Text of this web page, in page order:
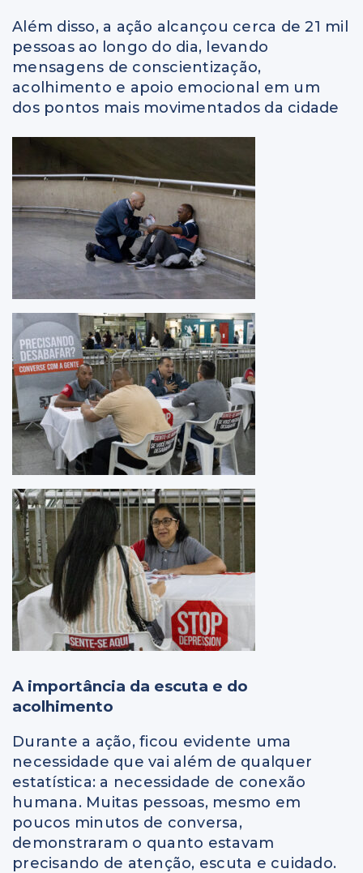
Além disso, a ação alcançou cerca de 21 mil
pessoas ao longo do dia, levando
mensagens de conscientização,
acolhimento e apoio emocional em um
dos pontos mais movimentados da cidade
A importância da escuta e do
acolhimento
Durante a ação, ficou evidente uma
necessidade que vai além de qualquer
estatística: a necessidade de conexão
humana. Muitas pessoas, mesmo em
poucos minutos de conversa,
demonstraram o quanto estavam
precisando de atenção, escuta e cuidado.